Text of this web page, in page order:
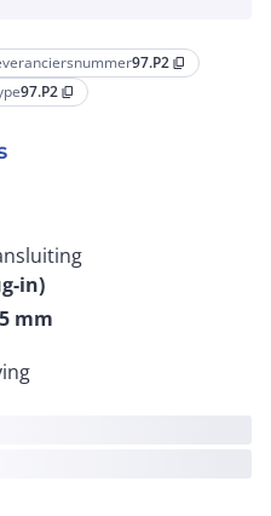
97.P2 content_copy
97.P2 content_copy
in)
mm